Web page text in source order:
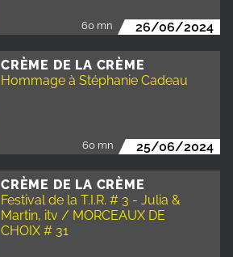
60 mn 26/06/2024
CRÈME DE LA CRÈME
Hommage à Stéphanie Cadeau
60 mn 25/06/2024
CRÈME DE LA CRÈME
Festival de la T.I.R. # 3 - Julia &
Martin, itv / MORCEAUX DE
CHOIX # 31